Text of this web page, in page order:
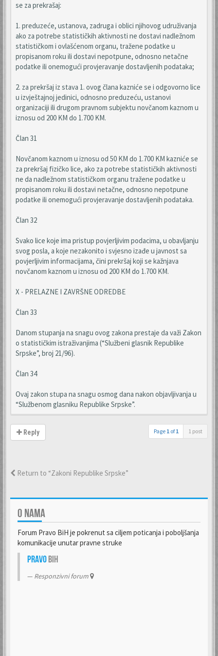
se za prekrašaj:
1. preduzeće, ustanova, zadruga i oblici njihovog udruživanja
ako za potrebe statističkih aktivnosti ne dostavi nadležnom
statističkom i ovlašćenom organu, tražene podatke u
propisanom roku ili dostavi nepotpune, odnosno netačne
podatke ili onemogući provjeravanje dostavljenih podataka;
2. za prekršaj iz stava 1. ovog člana kazniće se i odgovorno lice
u izvještajnoj jedinici, odnosno preduzeću, ustanovi
organizaciji ili drugom pravnom subjektu novčanom kaznom u
iznosu od 200 KM do 1.700 KM.
Član 31
Novčanom kaznom u iznosu od 50 KM do 1.700 KM kazniće se
za prekršaj fizičko lice, ako za potrebe statističkih aktivnosti
ne da nadležnom statističkom organu tražene podatke u
propisanom roku ili dostavi netačne, odnosno nepotpune
podatke ili onemogući provjeravanje dostavljenih podataka.
Član 32
Svako lice koje ima pristup povjerljivim podacima, u obavljanju
svog posla, a koje nezakonito i svjesno izađe u javnost sa
povjerljivim informacijama, čini prekršaj koji se kažnjava
novčanom kaznom u iznosu od 200 KM do 1.700 KM.
X - PRELAZNE I ZAVRŠNE ODREDBE
Član 33
Danom stupanja na snagu ovog zakona prestaje da važi Zakon
o statističkim istraživanjima (“Službeni glasnik Republike
Srpske”, broj 21/96).
Član 34
Ovaj zakon stupa na snagu osmog dana nakon objavljivanja u
“Službenom glasniku Republike Srpske”.
Reply Page 1 of1 1 post
Return to “Zakoni Republike Srpske”
O NAMA
Forum Pravo BiH je pokrenut sa ciljem poticanja i poboljšanja
komunikacije unutar pravne struke
PravoBiH
Responzivni forum